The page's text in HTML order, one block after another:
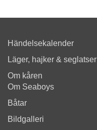
Händelsekalender
Läger, hajker & seglatser
Om kåren
Om Seaboys
Båtar
Bildgalleri